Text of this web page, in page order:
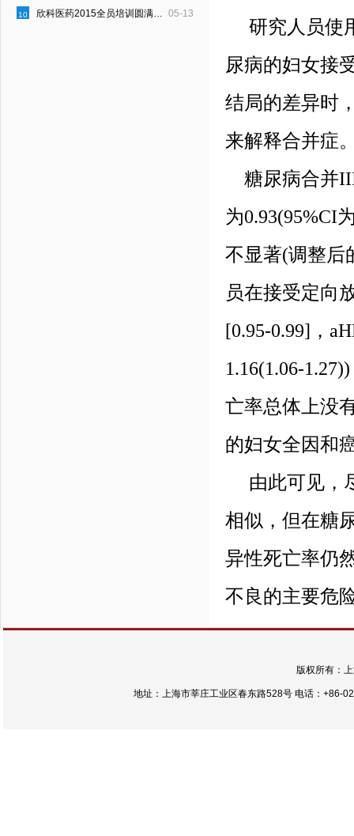
05-13
10 欣科医药2015全员培训圆满结束
研究人员使
尿病的妇女接
结局的差异时
来解释合并症
糖尿病合并
为0.93(95%CI
不显著(调整后
员在接受定向
[0.95-0.99]，
1.16(1.06-
亡率总体上没
的妇女全因和
由此可见，
相似，但在糖
异性死亡率仍
不良的主要危
版权所有：
地址：上海市莘庄工业区春东路528号 电话：+86-